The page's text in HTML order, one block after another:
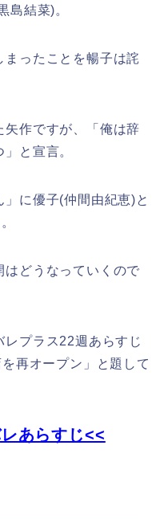
島結菜)。
ったことを暢子は詫
矢作ですが、「俺は辞
と宣言。
に優子(仲間由紀恵)と
はどうなっていくので
プラス22週あらすじ
再オープン」と題して
あらすじ<<